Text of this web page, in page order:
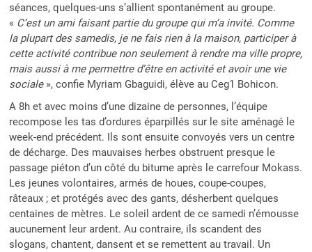
séances, quelques-uns s’allient spontanément au groupe.
« C’est un ami faisant partie du groupe qui m’a invité. Comme
la plupart des samedis, je ne fais rien à la maison, participer à
cette activité contribue non seulement à rendre ma ville propre,
mais aussi à me permettre d’être en activité et avoir une vie
sociale», confie Myriam Gbaguidi, élève au Ceg1 Bohicon.
A 8h et avec moins d’une dizaine de personnes, l’équipe
recompose les tas d’ordures éparpillés sur le site aménagé le
week-end précédent. Ils sont ensuite convoyés vers un centre
de décharge. Des mauvaises herbes obstruent presque le
passage piéton d’un côté du bitume après le carrefour Mokass.
Les jeunes volontaires, armés de houes, coupe-coupes,
râteaux ; et protégés avec des gants, désherbent quelques
centaines de mètres. Le soleil ardent de ce samedi n’émousse
aucunement leur ardent. Au contraire, ils scandent des
slogans, chantent, dansent et se remettent au travail. Un